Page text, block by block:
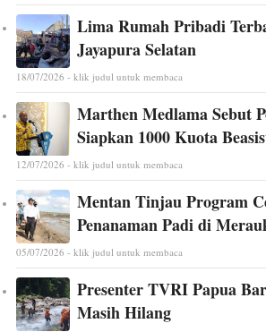
Lima Rumah Pribadi
Jayapura Selatan
18/07/2026 - klik judul untuk membaca
Marthen Medlama Sebut
Siapkan 1000 Kuota
12/07/2026 - klik judul untuk membaca
Mentan Tinjau Program
Penanaman Padi di
05/07/2026 - klik judul untuk membaca
Presenter TVRI Papua
Masih Hilang